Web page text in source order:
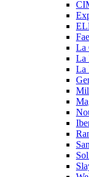
La
La
La